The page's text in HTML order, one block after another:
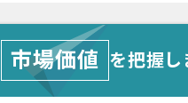
市場価値 を把握